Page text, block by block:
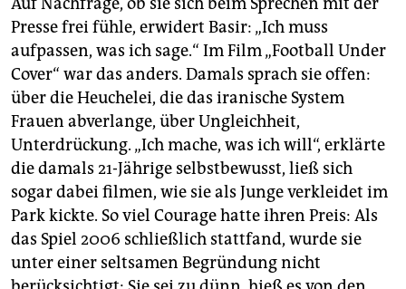
Presse frei fühle, erwidert Basir: „Ich muss
aufpassen, was ich sage.“ Im Film „Football Under
Cover“ war das anders. Damals sprach sie offen:
über die Heuchelei, die das iranische System
Frauen abverlange, über Ungleichheit,
Unterdrückung. „Ich mache, was ich will“, erklärte
die damals 21-Jährige selbstbewusst, ließ sich
sogar dabei filmen, wie sie als Junge verkleidet im
Park kickte. So viel Courage hatte ihren Preis: Als
das Spiel 2006 schließlich stattfand, wurde sie
unter einer seltsamen Begründung nicht